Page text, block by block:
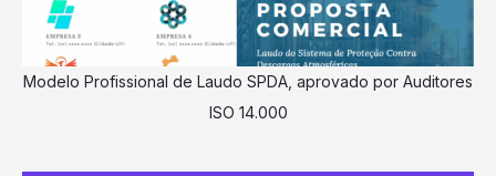
Modelo Profissional de Laudo SPDA, aprovado por Auditores
ISO 14.000